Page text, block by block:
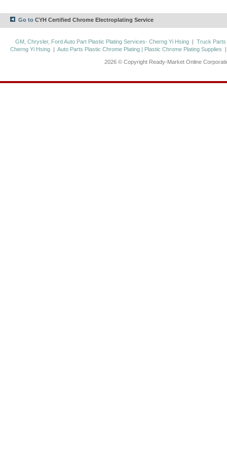
Go to CYH Certified Chrome Electroplating Service
GM, Chrysler, Ford Auto Part Plastic Plating Services- Cherng Yi Hsing | Truck Parts
Cherng Yi Hsing |Auto Parts Plastic Chrome Plating | Plastic Chrome Plating Supplies
2026 © Copyright Ready-Market Online